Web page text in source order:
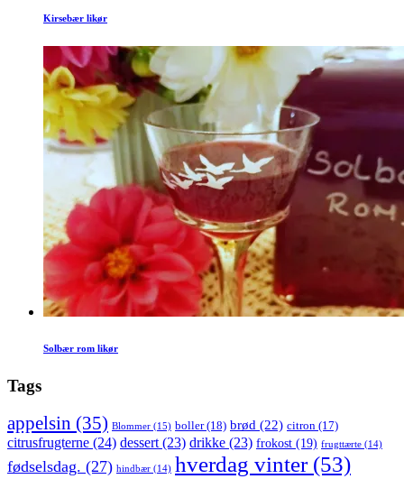
Kirsebær likør
Solbær rom likør
Tags
appelsin (35) Blommer (15) boller(18) brød (22) citron (17)
citrusfrugterne (24) dessert (23) drikke (23) frokost (19) frugttærte (14)
fødselsdag. (27) hindbær (14) hverdag vinter(53)